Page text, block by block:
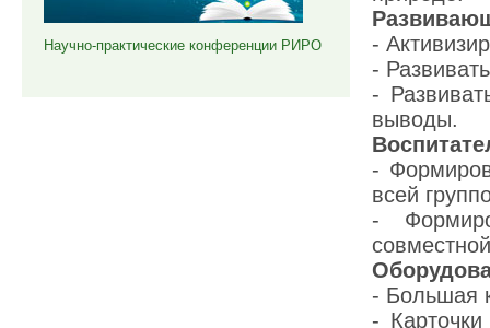
Научно-практические конференции РИРО
-
-
-
выводы.
-
всей
-
- Большая
-